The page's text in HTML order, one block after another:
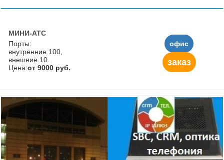
МИНИ-АТС
Порты:
внутренние 100,
внешние 10.
Цена:от 9000 руб.
офис
заказ